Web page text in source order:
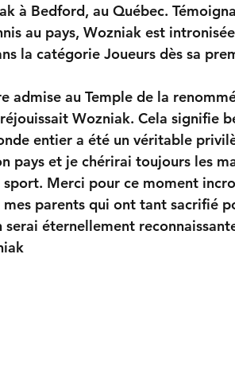
à Bedford, au Québec.
au pays, Wozniak est
la catégorie Joueurs dès sa
admise au Temple de la
Wozniak. Cela signifie
entier a été un véritable
pays et je chérirai toujours les
sport. Merci pour ce moment
parents qui ont tant sacrifié
serai éternellement